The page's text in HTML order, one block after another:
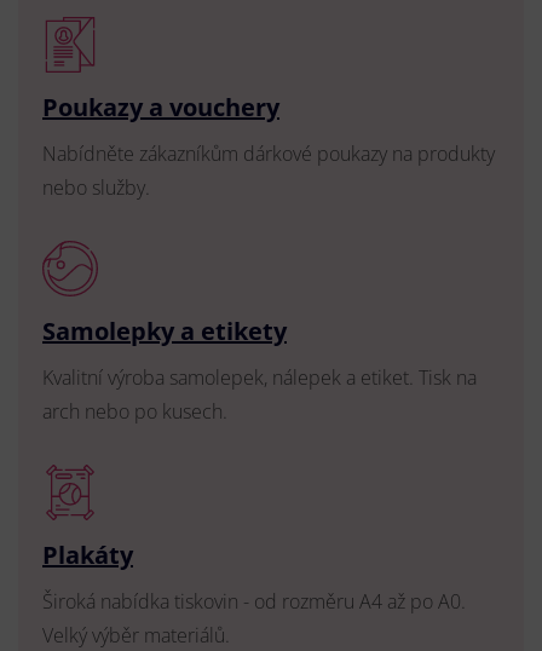
Poukazy a vouchery
Nabídněte zákazníkům dárkové poukazy na produkty
nebo služby.
Samolepky a etikety
Kvalitní výroba samolepek, nálepek a etiket. Tisk na
arch nebo po kusech.
Plakáty
Široká nabídka tiskovin - od rozměru A4 až po A0.
Velký výběr materiálů.